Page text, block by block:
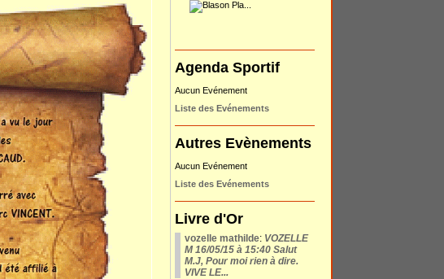
Agenda Sportif
Aucun Evénement
Liste des Evénements
Autres Evènements
Aucun Evénement
Liste des Evénements
Livre d'Or
vozelle mathilde: VOZELLE
M 16/05/15 à 15:40 Salut
M.J, Pour moi rien à dire.
VIVE LE...